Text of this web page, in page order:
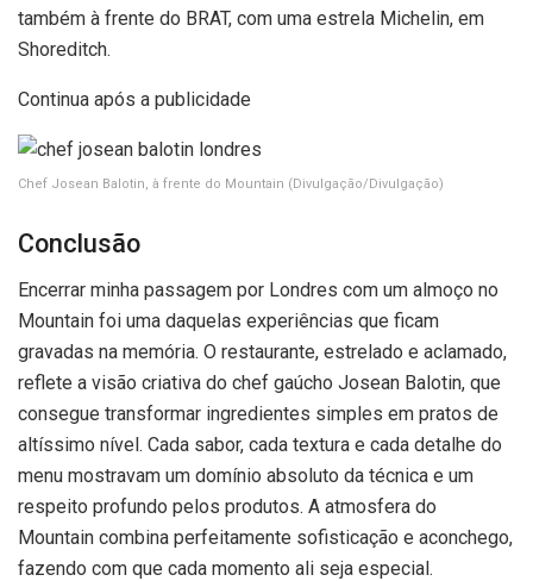
também à frente do BRAT, com uma estrela Michelin, em
Shoreditch.
Continua após a publicidade
Chef Josean Balotin, à frente do Mountain (Divulgação/Divulgação)
Conclusão
Encerrar minha passagem por Londres com um almoço no
Mountain foi uma daquelas experiências que ficam
gravadas na memória. O restaurante, estrelado e aclamado,
reflete a visão criativa do chef gaúcho Josean Balotin, que
consegue transformar ingredientes simples em pratos de
altíssimo nível. Cada sabor, cada textura e cada detalhe do
menu mostravam um domínio absoluto da técnica e um
respeito profundo pelos produtos. A atmosfera do
Mountain combina perfeitamente sofisticação e aconchego,
fazendo com que cada momento ali seja especial.